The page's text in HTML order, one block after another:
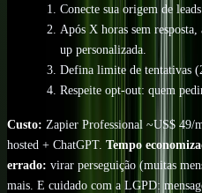
Conecte sua origem de
Após X horas sem
up personalizada.
Defina limite de tentativas
Respeite opt-out: quem
Custo: Zapier Professional ~US$ 49/
hosted + ChatGPT. Tempo
errado: virar perseguição (muitas
mais. E cuidado com a LGPD: